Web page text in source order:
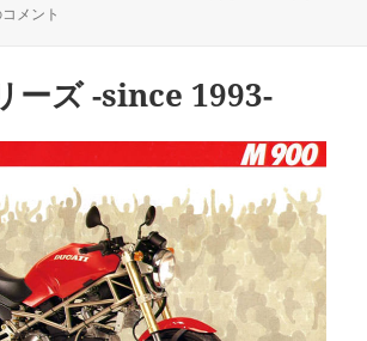
成
ー
リーズ -since 1994- への
メント
ーズ -since 1993-